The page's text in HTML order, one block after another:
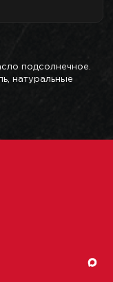
подсолнечное.
натуральные